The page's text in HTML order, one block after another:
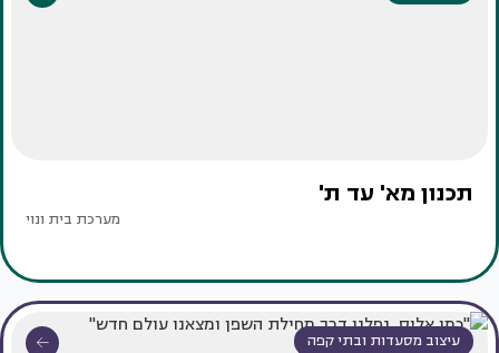
תכנון מא' עד ת'
מערכת בית ונוי
עיצוב מסעדות ובתי קפה